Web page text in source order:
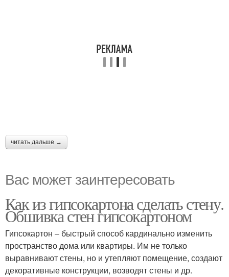
читать дальше →
Вас может заинтересовать
Как из гипсокартона сделать стену.
Обшивка стен гипсокартоном
Гипсокартон – быстрый способ кардинально изменить
пространство дома или квартиры. Им не только
выравнивают стены, но и утепляют помещение, создают
декоративные конструкции, возводят стены и др.